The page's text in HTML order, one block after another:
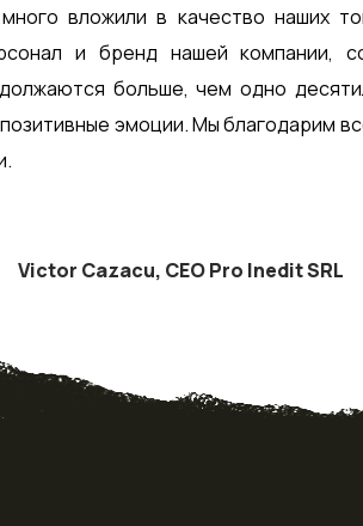
вложили в качество наших
и бренд нашей компании,
больше, чем одно
эмоции. Мы благодарим
Victor Cazacu, CEO Pro Inedit SRL